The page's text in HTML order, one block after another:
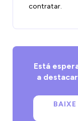
contratar.
Está
a